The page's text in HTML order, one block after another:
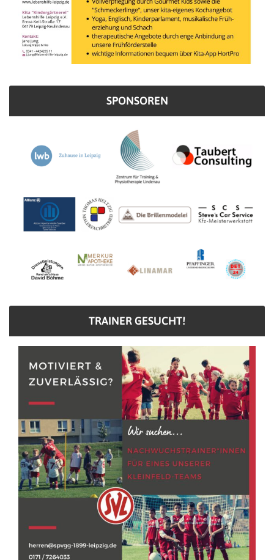
SPONSOREN
TRAINER GESUCHT!